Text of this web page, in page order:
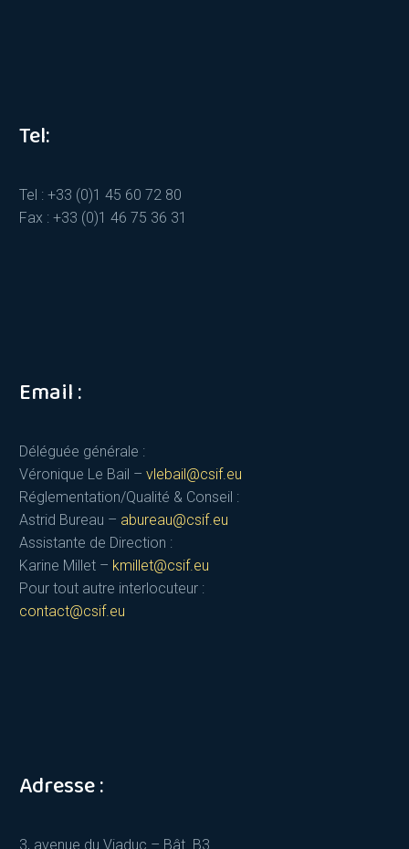
Tel:
Tel : +33 (0)1 45 60 72 80
Fax : +33 (0)1 46 75 36 31
Email :
Déléguée générale :
Véronique Le Bail – vlebail@csif.eu
Réglementation/Qualité & Conseil :
Astrid Bureau – abureau@csif.eu
Assistante de Direction :
Karine Millet – kmillet@csif.eu
Pour tout autre interlocuteur :
contact@csif.eu
Adresse :
3, avenue du Viaduc – Bât. B3